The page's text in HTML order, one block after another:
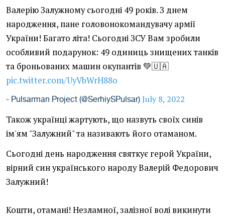
Валерію Залужному сьогодні 49 років. З днем
народження, пане головонокомандувачу армії
України! Багато літа! Сьогодні ЗСУ Вам зробили
особливий подарунок: 49 одиниць знищених танків
та броньованих машин окупантів 💚🇺🇦
pic.twitter.com/UyVbWrH88o
- Pulsarman Project (@SerhiySPulsar) July 8, 2022
Також українці жартують, що назвуть своїх синів
ім'ям "Залужний" та називають його отаманом.
Сьогодні день народження святкує герой України,
вірний син українського народу Валерій Федорович
Залужний!
Кошти, отамані! Незламної, залізної волі викинути